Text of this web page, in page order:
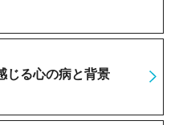
じる心の病と背景